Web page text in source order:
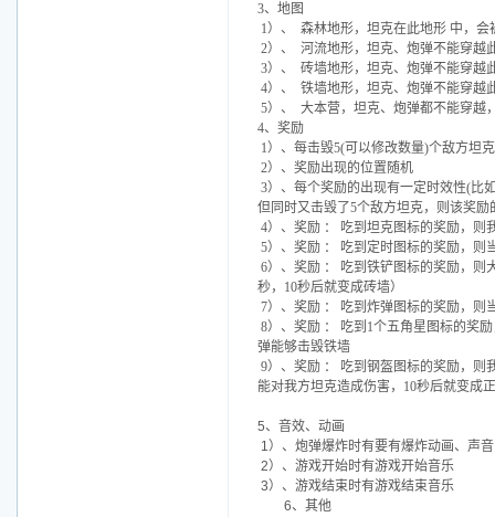
3、地图
1）、 森林地形，坦克在此地形 中，
2）、 河流地形，坦克、炮弹不能穿越
3）、 砖墙地形，坦克、炮弹不能穿越
4）、 铁墙地形，坦克、炮弹不能穿越
5）、 大本营，坦克、炮弹都不能穿越
4、奖励
1）、每击毁5(可以修改数量)个敌方坦
2）、奖励出现的位置随机
3）、每个奖励的出现有一定时效性(比
但同时又击毁了5个敌方坦克，则该奖励
4）、奖励 ： 吃到坦克图标的奖励，则
5）、奖励 ： 吃到定时图标的奖励，则
6）、奖励 ： 吃到铁铲图标的奖励，则
秒，10秒后就变成砖墙）
7）、奖励 ： 吃到炸弹图标的奖励，则
8）、奖励 ： 吃到1个五角星图标的奖
弹能够击毁铁墙
9）、奖励 ： 吃到钢盔图标的奖励，则
能对我方坦克造成伤害，10秒后就变成
5、音效、动画
1）、炮弹爆炸时有要有爆炸动画、声音
2）、游戏开始时有游戏开始音乐
3）、游戏结束时有游戏结束音乐
6、其他